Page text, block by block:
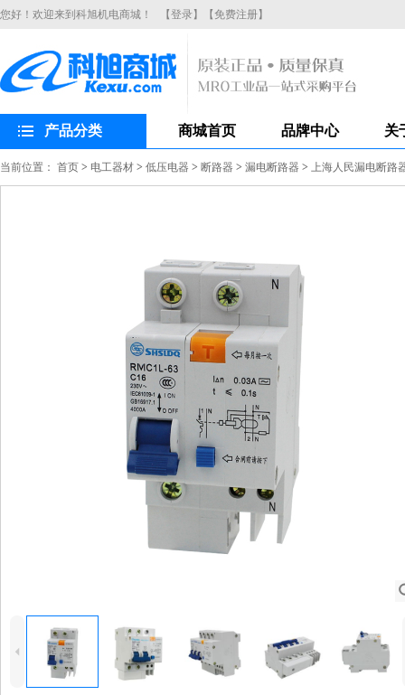
您好！欢迎来到科旭机电商城！ 【登录】 【免费注册】
产品分类 商城首页 品牌中心 关
当前位置： 首页 > 电工器材 > 低压电器 > 断路器 > 漏电断路器 > 上海人民漏电断路
4